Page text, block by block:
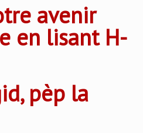
avenir
en lisant H-
pèp la